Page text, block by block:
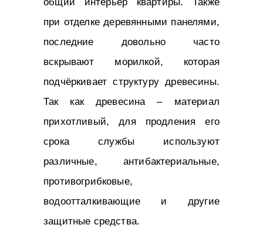
при отделке деревянными панелями,
последние довольно часто
вскрывают морилкой, которая
подчёркивает структуру древесины.
Так как древесина – материал
прихотливый, для продления его
срока службы используют
различные, антибактериальные,
противогрибковые,
водоотталкивающие и другие
защитные средства.